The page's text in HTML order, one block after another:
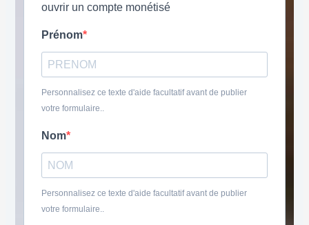
ouvrir un compte monétisé
Prénom
Personnalisez ce texte d'aide facultatif avant de publier
votre formulaire..
Nom
Personnalisez ce texte d'aide facultatif avant de publier
votre formulaire..